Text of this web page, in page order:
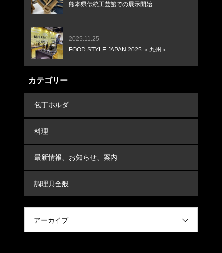
熊本県伝統工芸館での展示開始
2025.11.25
FOOD STYLE JAPAN 2025 ＜九州＞
カテゴリー
包丁ホルダ
料理
最新情報、お知らせ、案内
調理具全般
アーカイブ